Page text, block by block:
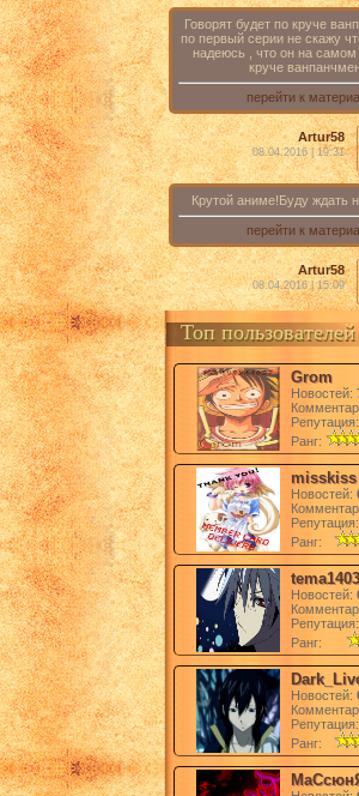
Говорят будет по круче
по первый серии не скажу
надеюсь , что он на самом
круче
перейти к
Artur58
08.04.2016 | 19:31
Крутой аниме!Буду ждать
перейти к
Artur58
08.04.2016 | 15:09
Топ пользователей
Grom
Новостей:
Репутация:
Ранг:
misskiss
Новостей:
Репутация:
Ранг:
Новостей:
Репутация:
Ранг:
Новостей:
Репутация:
Ранг: